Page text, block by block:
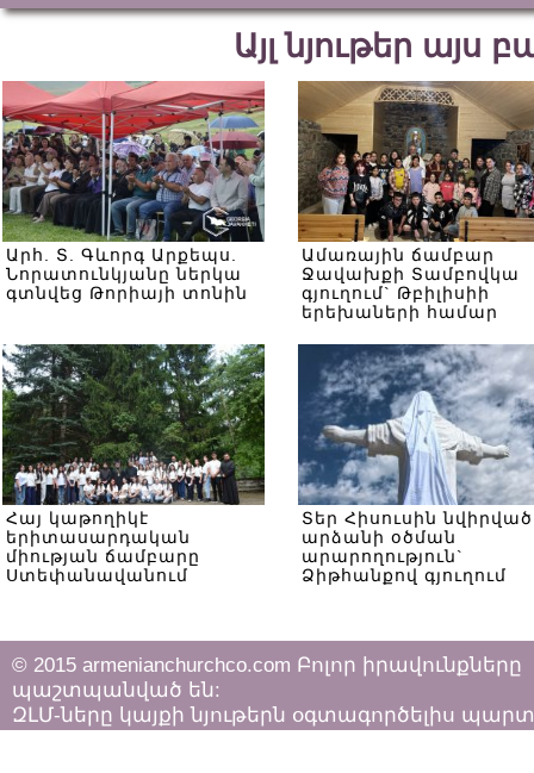
Այլ նյութեր այս
Արհ. Տ. Գևորգ Արքեպս.
Նորատունկյանը ներկա
գտնվեց Թորիայի տոնին
Ամառային ճամբար
Ջավախքի Տամբովկա
գյուղում` Թբիլիսիի
երեխաների համար
Հայ կաթողիկէ
երիտասարդական
միության ճամբարը
Ստեփանավանում
Տեր Հիսուսին նվիրված
արձանի օծման
արարողություն`
Ձիթհանքով գյուղում
© 2015 armenianchurchco.com Բոլոր իրավունքները
պաշտպանված են:
ԶԼՄ-ները կայքի նյութերն օգտագործելիս